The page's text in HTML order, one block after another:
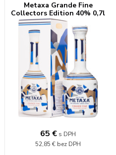
Metaxa Grande Fine
Collectors Edition 40% 0,7l
65 € s DPH
52,85 € bez DPH